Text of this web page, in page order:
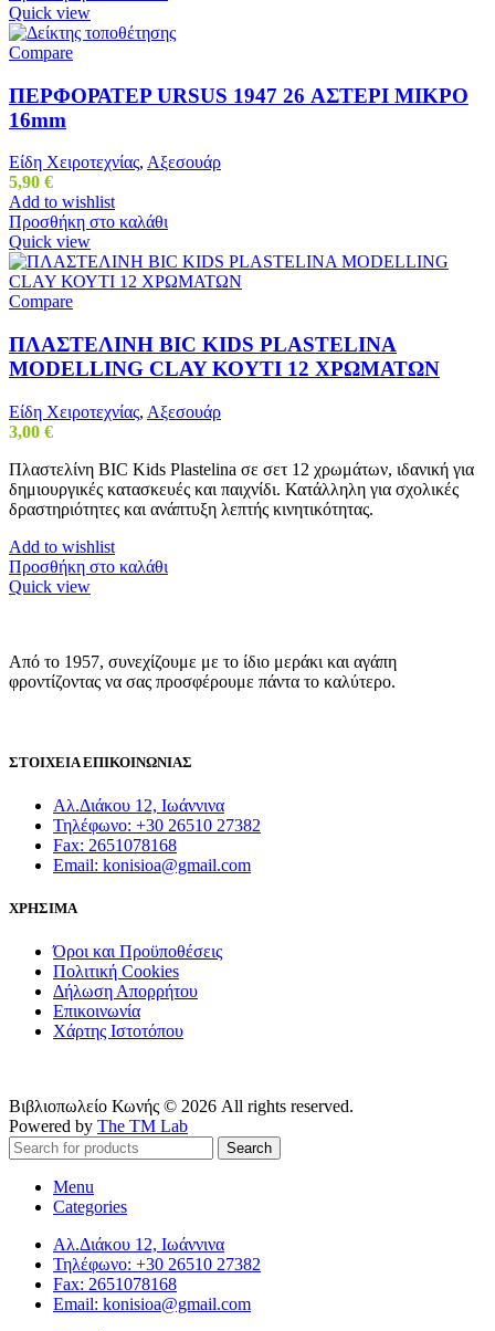
Quick view
Compare
ΠΕΡΦΟΡΑΤΕΡ URSUS 1947 26 ΑΣΤΕΡΙ ΜΙΚΡΟ
16mm
Είδη Χειροτεχνίας, Αξεσουάρ
5,90 €
Add to wishlist
Προσθήκη στο καλάθι
Quick view
Compare
ΠΛΑΣΤΕΛΙΝΗ BIC KIDS PLASTELINA
MODELLING CLAY ΚΟΥΤΙ 12 ΧΡΩΜΑΤΩΝ
Είδη Χειροτεχνίας, Αξεσουάρ
3,00 €
Πλαστελίνη BIC Kids Plastelina σε σετ 12 χρωμάτων, ιδανική για
δημιουργικές κατασκευές και παιχνίδι. Κατάλληλη για σχολικές
δραστηριότητες και ανάπτυξη λεπτής κινητικότητας.
Add to wishlist
Προσθήκη στο καλάθι
Quick view
Από το 1957, συνεχίζουμε με το ίδιο μεράκι και αγάπη
φροντίζοντας να σας προσφέρουμε πάντα το καλύτερο.
ΣΤΟΙΧΕΙΑ ΕΠΙΚΟΙΝΩΝΙΑΣ
Αλ.Διάκου 12, Ιωάννινα
Τηλέφωνο: +30 26510 27382
Fax: 2651078168
Email: konisioa@gmail.com
ΧΡΗΣΙΜΑ
Όροι και Προϋποθέσεις
Πολιτική Cookies
Δήλωση Απορρήτου
Επικοινωνία
Χάρτης Ιστοτόπου
Βιβλιοπωλείο Κωνής © 2026 All rights reserved.
Powered by The TM Lab
Search
Menu
Categories
Αλ.Διάκου 12, Ιωάννινα
Τηλέφωνο: +30 26510 27382
Fax: 2651078168
Email: konisioa@gmail.com